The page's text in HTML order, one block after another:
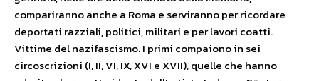
compariranno anche a Roma e serviranno per ricordare
deportati razziali, politici, militari e per lavori coatti.
Vittime del nazifascismo. I primi compaiono in sei
circoscrizioni (I, II, VI, IX, XVI e XVII), quelle che hanno